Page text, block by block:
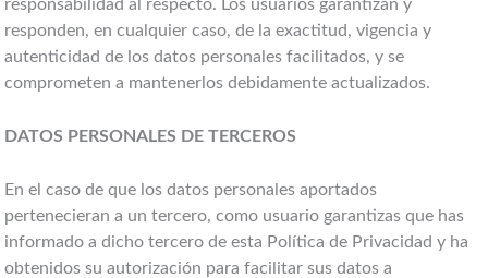
responsabilidad al respecto. Los usuarios garantizan y
responden, en cualquier caso, de la exactitud, vigencia y
autenticidad de los datos personales facilitados, y se
comprometen a mantenerlos debidamente actualizados.
DATOS PERSONALES DE TERCEROS
En el caso de que los datos personales aportados
pertenecieran a un tercero, como usuario garantizas que has
informado a dicho tercero de esta Política de Privacidad y ha
obtenidos su autorización para facilitar sus datos a